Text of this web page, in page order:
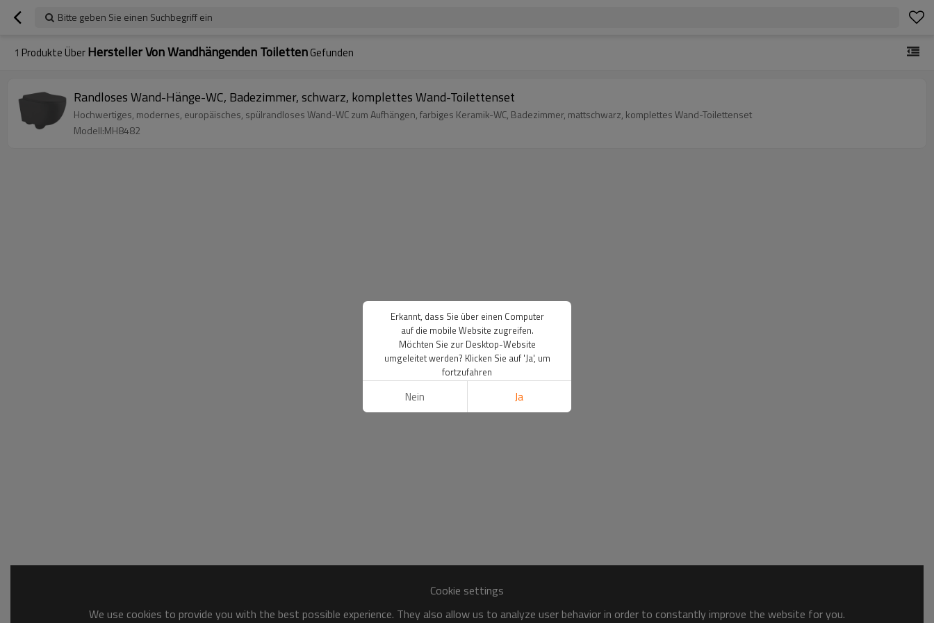
Bitte geben Sie einen Suchbegriff ein
1 Produkte ÜberHersteller Von Wandhängenden ToilettenGefunden
Randloses Wand-Hänge-WC, Badezimmer, schwarz, komplettes Wand-Toilettenset
Hochwertiges, modernes, europäisches, spülrandloses Wand-WC zum Aufhängen, farbiges Keramik-WC, Badezimmer, mattschwarz, komplettes Wand-Toilettenset
Modell:MH8482
Cookie settings
We use cookies to provide you with the best possible experience. They also allow us to analyze user behavior in order to constantly improve the website for you.
Erkannt, dass Sie über einen Computer
auf die mobile Website zugreifen.
Möchten Sie zur Desktop-Website
umgeleitet werden? Klicken Sie auf 'Ja', um
fortzufahren
Nein Ja